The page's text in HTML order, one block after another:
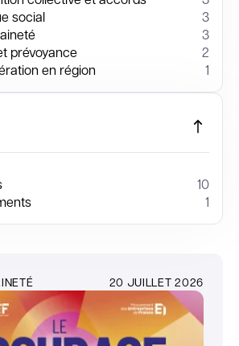
social
3
3
prévoyance
2
en région
1
10
1
20 JUILLET 2026